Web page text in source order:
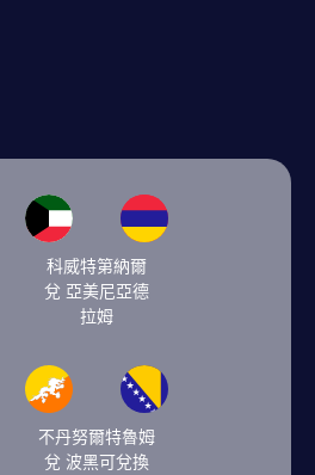
科威特第納爾
兌 亞美尼亞德
拉姆
不丹努爾特魯姆
兌 波黑可兌換